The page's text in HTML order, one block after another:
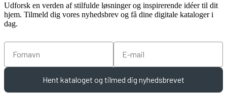
Udforsk en verden af stilfulde løsninger og inspirerende idéer til dit
hjem. Tilmeld dig vores nyhedsbrev og få dine digitale kataloger i
dag.
Fornavn Email
Hent kataloget og tilmed dig nyhedsbrevet